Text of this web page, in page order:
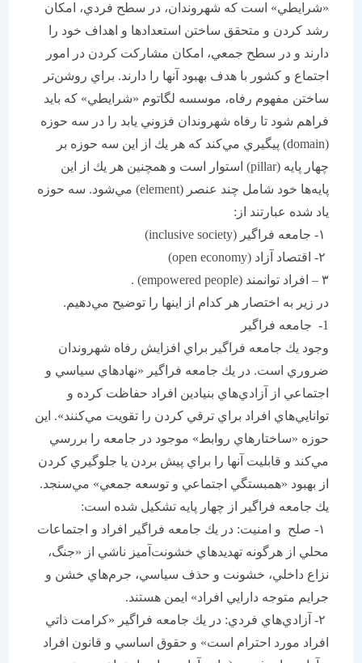
«شرايطي» است كه شهروندان، در سطح فردي، امكان
رشد كردن و متحقق ساختن استعدادها و اهداف خود را
دارند و در سطح جمعي، امكان مشاركت كردن در امور
اجتماع و كشور با هدف بهبود آنها را دارند. براي روشن‌تر
ساختن مفهوم رفاه، موسسه لگاتوم «شرايطي» كه بايد
فراهم شود تا رفاه شهروندان فزوني يابد را در سه حوزه
(domain) پيگيري مي‌كند كه هر يك از اين سه حوزه بر
چهار پايه (pillar) استوار است و همچنين هر يك از اين
پايه‌ها خود شامل چند عنصر (element) مي‌شود. سه حوزه
ياد شده عبارتند از:
در زير به اختصار هر كدام از اينها را توضيح مي‌دهيم.
وجود يك جامعه فراگير براي افزايش رفاه شهروندان
ضروري است. در يك جامعه فراگير «نهادهاي سياسي و
اجتماعي از آزادي‌هاي بنيادين افراد حفاظت كرده و
توانايي‌هاي افراد براي ترقي كردن را تقويت مي‌كنند». اين
حوزه «ساختارهاي روابط» موجود در جامعه را بررسي
مي‌كند و قابليت آنها را براي پيش بردن يا جلوگيري كردن
از بهبود «همبستگي اجتماعي و توسعه جمعي» مي‌سنجد.
يك جامعه فراگير از چهار پايه تشكيل شده است:
۱- صلح و امنيت: در يك جامعه فراگير افراد و اجتماعات
محلي از هرگونه تهديد‌هاي خشونت‌آميز ناشي از «جنگ،
نزاع داخلي، خشونت و حذف سياسي، جرم‌هاي خشن و
جرايم متوجه دارايي افراد» ايمن هستند.
۲- آزادي‌هاي فردي: در يك جامعه فراگير «كرامت ذاتي
افراد مورد احترام است» و حقوق اساسي و قانون افراد